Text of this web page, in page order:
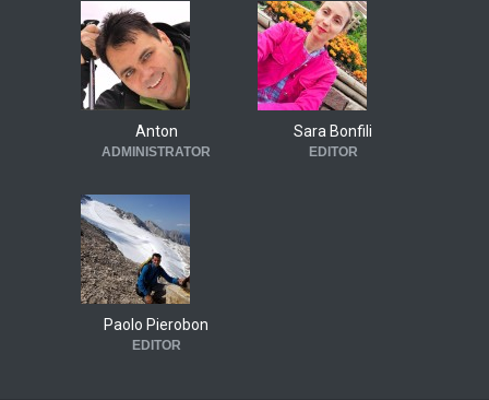
Anton
ADMINISTRATOR
Sara Bonfili
EDITOR
Paolo Pierobon
EDITOR